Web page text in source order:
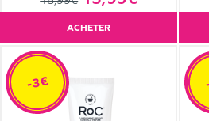
ACHETER
-3€